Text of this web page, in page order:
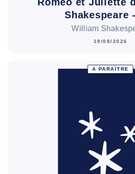
Shakespeare
William
19/08/2026
À PARAÎTRE